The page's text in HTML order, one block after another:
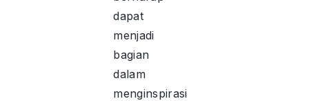
dapat
menjadi
bagian
dalam
menginspirasi